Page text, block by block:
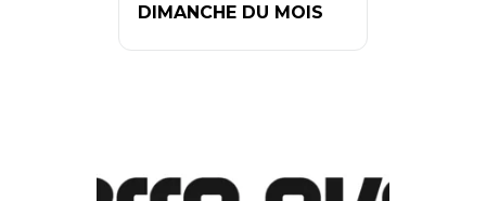
DIMANCHE DU MOIS